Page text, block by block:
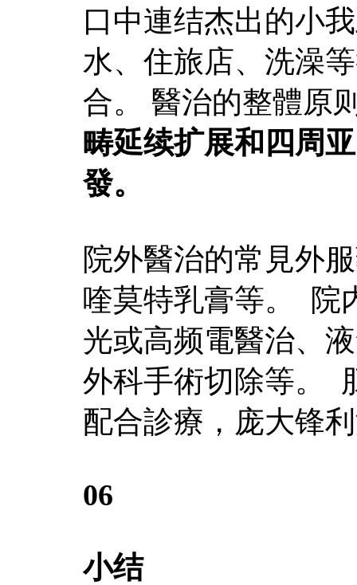
口中連结杰出的小
水、住旅店、洗澡
合。 醫治的整體原
畴延续扩展和四周
發。
院外醫治的常見外
喹莫特乳膏等。 院
光或高频電醫治、
外科手術切除等。
配合診療，庞大锋
06
小结